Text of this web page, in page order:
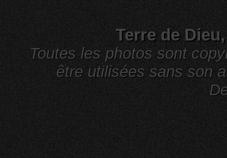
Terre de
Toutes les photos sont
être utilisées sans son